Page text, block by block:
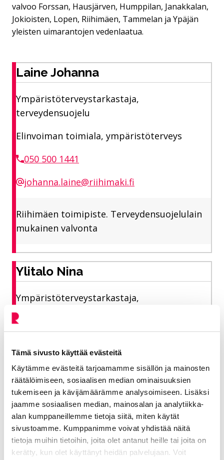
Tämä sivusto käyttää evästeitä
Käytämme evästeitä tarjoamamme sisällön ja mainosten
räätälöimiseen, sosiaalisen median ominaisuuksien
tukemiseen ja kävijämäärämme analysoimiseen. Lisäksi
jaamme sosiaalisen median, mainosalan ja analytiikka-
alan kumppaneillemme tietoja siitä, miten käytät
sivustoamme. Kumppanimme voivat yhdistää näitä
tietoja muihin tietoihin, joita olet antanut heille tai joita on
kerätty, kun olet käyttänyt heidän palvelujaan. Voit
valvoo Forssan, Hausjärven, Humppilan, Janakkalan,
Jokioisten, Lopen, Riihimäen, Tammelan ja Ypäjän
yleisten uimarantojen vedenlaatua.
Laine Johanna
Ympäristöterveystarkastaja,
terveydensuojelu
Elinvoiman toimiala, ympäristöterveys
050 500 1441
johanna.laine@riihimaki.fi
Riihimäen toimipiste. Terveydensuojelulain
mukainen valvonta
Ylitalo Nina
Ympäristöterveystarkastaja,
terveydensuojelu
Elinvoiman toimiala, ympäristöterveys
040 752 3375
nina.ylitalo@riihimaki.fi
Jokioisten toimipiste. Terveydensuojelulain
mukainen valvonta